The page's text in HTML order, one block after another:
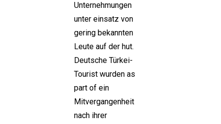
Unternehmungen
unter einsatz von
gering bekannten
Leute auf der hut.
Deutsche Türkei-
Tourist wurden as
part of ein
Mitvergangenheit
nach ihrer